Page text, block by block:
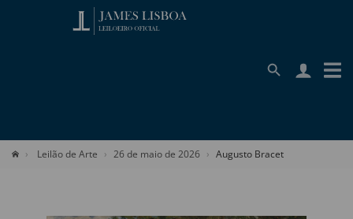
Leilão de Arte 26 de maio de 2026 Augusto Bracet